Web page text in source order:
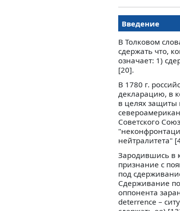
Введение
В Толковом
сдержать что,
означает: 1)
[20].
В 1780 г.
декларацию, в
в целях защиты
Советского
нейтралитета"
Зародившись в
признание с
под
Сдерживание
оппонента
deterrence –